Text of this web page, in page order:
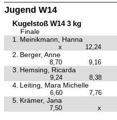
Jugend W14
Kugelstoß W14 3 kg
Finale
1.
Meinikmann, Hanna
x 12,24
2. Berger, Anne
8,70 9,16
3. Hemsing, Ricarda
9,24 8,38
4. Leiting, Mara Michelle
6,60 7,76
5. Krämer, Jana
7,50 x